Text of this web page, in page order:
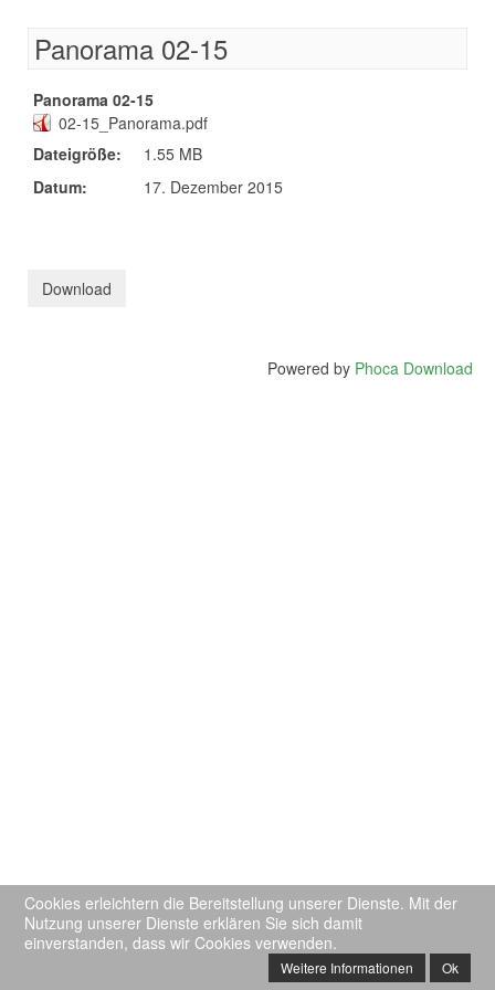
Panorama 02-15
Panorama 02-15
02-15_Panorama.pdf
Dateigröße:
1.55 MB
Datum:
17. Dezember 2015
Powered by Phoca Download
Cookies erleichtern die Bereitstellung unserer Dienste. Mit der
Nutzung unserer Dienste erklären Sie sich damit
einverstanden, dass wir Cookies verwenden.
Weitere Informationen Ok